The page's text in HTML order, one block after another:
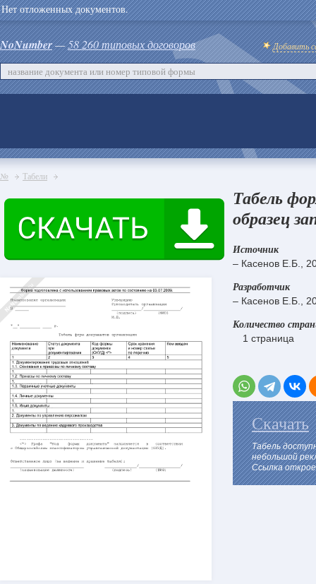
Нет отложенных документов.
NoNumber—58 260 типовых договоров Добавить
№ Табели
Табель
образец
Источник
– Касенов Е.Б.,
Разработчик
– Касенов Е.Б.,
Количество
1 страница
Скачать
Табель
небольшой
Ссылка